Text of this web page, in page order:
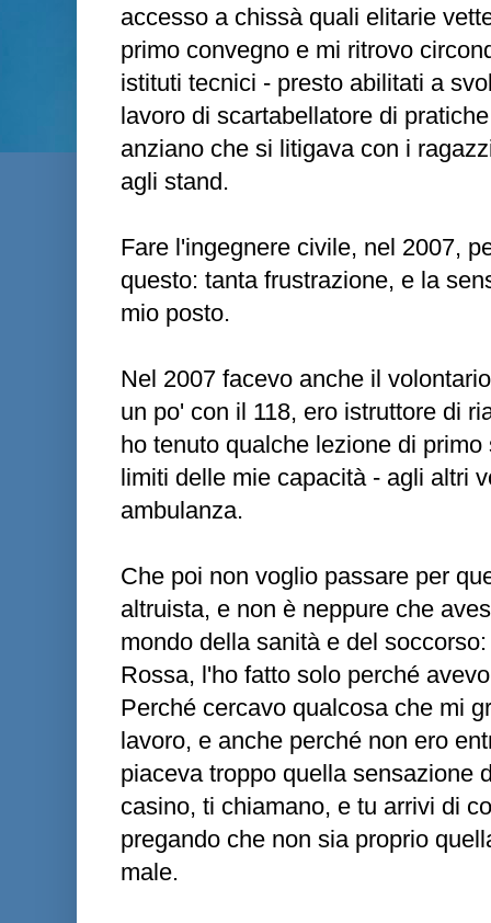
accesso a chissà quali elitarie
primo convegno e mi ritrovo
istituti tecnici - presto abilitati a
lavoro di scartabellatore di
anziano che si litigava con i
agli stand.
Fare l'ingegnere civile, nel 2007,
questo: tanta frustrazione, e la
mio posto.
Nel 2007 facevo anche il
un po' con il 118, ero istruttore di
ho tenuto qualche lezione di
limiti delle mie capacità - agli altri
ambulanza.
Che poi non voglio passare per
altruista, e non è neppure che
mondo della sanità e del
Rossa, l'ho fatto solo perché
Perché cercavo qualcosa che mi
lavoro, e anche perché non ero
piaceva troppo quella sensazione
casino, ti chiamano, e tu arrivi di
pregando che non sia proprio
male.